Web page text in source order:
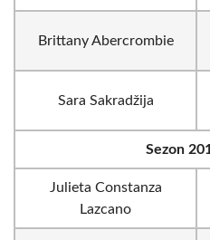
Brittany Abercrombie
Sara Sakradžija
Sezon
Julieta Constanza
Lazcano